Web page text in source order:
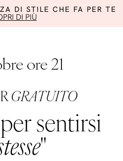
DI STILE CHE FA PER TE
DI PIÙ
ore 21
GRATUITO
sentirsi
"